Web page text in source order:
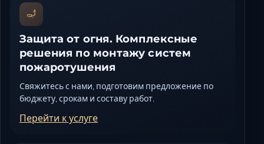
Защита от огня. Комплексные
решения по монтажу систем
пожаротушения
Свяжитесь с нами, подготовим предложение по
бюджету, срокам и составу работ.
Перейти к услуге